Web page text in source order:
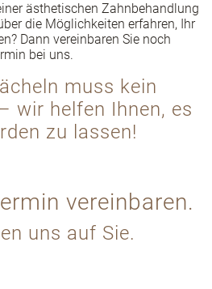
ästhetischen Zahnbehandlung
die Möglichkeiten erfahren, Ihr
Dann vereinbaren Sie noch
bei uns.
muss kein
wir helfen Ihnen, es
zu lassen!
vereinbaren.
uns auf Sie.